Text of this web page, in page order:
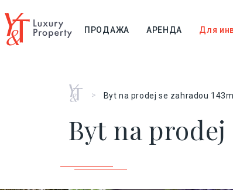
ПРОДАЖА АРЕНДА Для
Главная
> Byt na prodej se zahradou 143m
Byt na prodej